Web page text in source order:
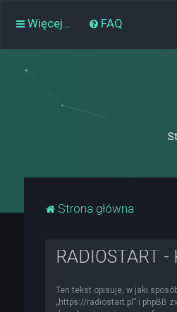
Więcej… FAQ
Strona główna
RADIOSTART
Ten tekst opisuje, w jaki
„https://radiostart.pl” i phpBB